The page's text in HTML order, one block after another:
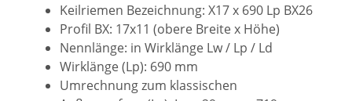
Keilriemen Bezeichnung: X17 x 690 Lp BX26
Profil BX: 17x11 (obere Breite x Höhe)
Nennlänge: in Wirklänge Lw / Lp / Ld
Wirklänge (Lp): 690 mm
Umrechnung zum klassischen